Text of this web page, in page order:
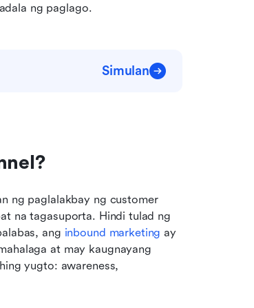
ng paglago.
Simulan
ng paglalakbay ng customer
na tagasuporta. Hindi tulad ng
ang inbound marketing ay
at may kaugnayang
yugto: awareness,